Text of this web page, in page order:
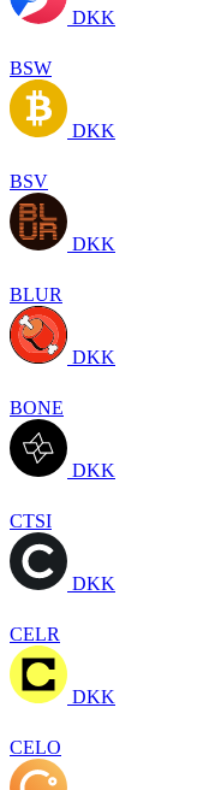
DKK
BSW
DKK
BSV
DKK
BLUR
DKK
BONE
DKK
CTSI
DKK
CELR
DKK
CELO